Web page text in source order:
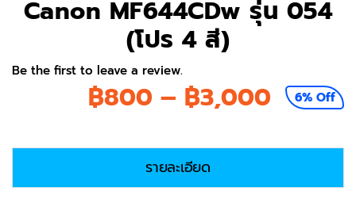
Canon MF644CDw รุ่น 054
(โปร 4 สี)
Be the first to leave a review.
฿800 – ฿3,000Price
6% Off
รายละเอียด